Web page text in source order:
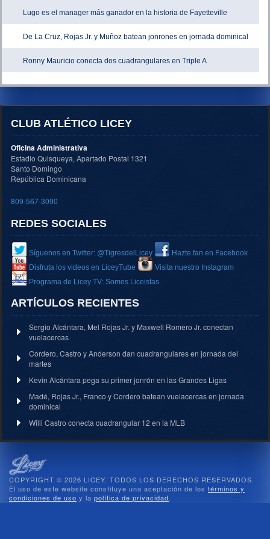
Lugo es el manager más ganador en la historia de Fayetteville
De La Cruz, Rojas Jr. y Muñoz batean jonrones en jornada dominical
Ronny Mauricio conecta dos cuadrangulares en Triple A
CLUB ATLÉTICO LICEY
Oficina Administrativa
Estadio Quisqueya, Apartado Postal 1321
Santo Domingo
República Dominicana
809-567-3090
REDES SOCIALES
Síguenos en Twitter: @TigresdelLicey
Hazte fan en Facebook
Disfruta los videos en LiceyTube
Visita nuestro Instagram
Programa de Licey TV: Somos Liceistas
ARTÍCULOS RECIENTES
Sergio Alcántara, Mel Rojas Jr. y Maxwell Romero Jr. conectan
vuelacercas
Cordero, Castro y Anderson dan cuadrangulares en jornada del
martes
Kevin Alcántara pega su primer jonrón en las Grandes Ligas
Madé, Rojas Jr., Franco y Cordero batean vuelacercas en jornada
dominical
Willi Castro conecta cuadrangular 12 en la MLB
COPYRIGHT © 2026 LICEY. TODOS LOS DERECHOS RESERVADOS.
El uso de este website constituye una aceptación de los términos y
condiciones de uso y la política de privacidad